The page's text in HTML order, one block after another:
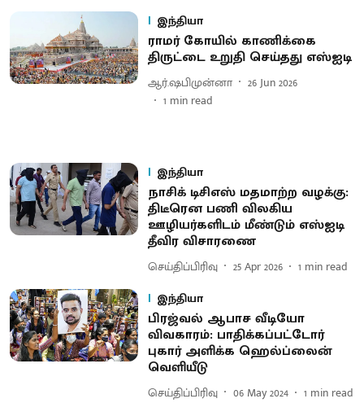
இந்தியா
ராமர் கோயில் காணிக்கை
திருட்டை உறுதி செய்தது எஸ்ஐடி
ஆர்.ஷபிமுன்னா
26 Jun 2026
1 min read
இந்தியா
நாசிக் டிசிஎஸ் மதமாற்ற வழக்கு:
திடீரென பணி விலகிய
ஊழியர்களிடம் மீண்டும் எஸ்ஐடி
தீவிர விசாரணை
செய்திப்பிரிவு 25 Apr 2026 1 min read
இந்தியா
பிரஜ்வல் ஆபாச வீடியோ
விவகாரம்: பாதிக்கப்பட்டோர்
புகார் அளிக்க ஹெல்ப்லைன்
வெளியீடு
செய்திப்பிரிவு 06 May 2024 1 min read